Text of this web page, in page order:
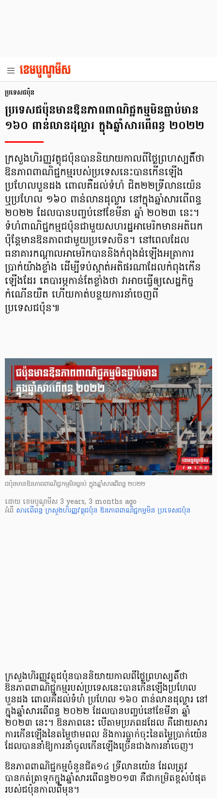
ប្រទេសជប៉ុន
ប្រទេសជប៉ុនមានឱនភាពពាណិជ្ជកម្មមិនធ្លាប់មាន
១៦០ ពាន់លានដុល្លារ ក្នុងឆ្នាំសារពើពន្ធ ២០២២
ក្រសួងហិរញ្ញវត្ថុជប៉ុនបាននិយាយកាលពីថ្ងៃព្រហស្បតិ៍ថា
ឱនភាពពាណិជ្ជកម្មរបស់ប្រទេសនេះបានកើនឡើង
ប្រហែលបួនដង ពោលគឺដល់ទំហំ ជិត២២ទ្រីលានយ៉េន
ឬប្រហែល ១៦០ ពាន់លានដុល្លារ នៅក្នុងឆ្នាំសារពើពន្ធ
២០២២ ដែលបានបញ្ចប់នៅខែមីនា ឆ្នាំ ២០២៣ នេះ។
ទំហំពាណិជ្ជកម្មជប៉ុនជាមួយសហរដ្ឋអាមេរិកមានអតិរេក
ប៉ុន្តែមានឱនភាពជាមួយប្រទេសចិន។ នៅពេលដែល
ធនាគារកណ្តាលអាមេរិកបាននិងកំពុងដំឡើងអត្រាការ
ប្រាក់យ៉ាងខ្លាំង ដើម្បីទប់ស្កាត់អតិផរណាដែលកំពុងកើន
ឡើងដែរ គេបារម្ភកាន់តែខ្លាំងថា វាអាចធ្វើឲ្យសេដ្ឋកិច្ច
កំណើនយឺត ហើយកាត់បន្ថយការនាំចេញពី
ប្រទេសជប៉ុន៕
ជប៉ុនមានឱនភាពពាណិជ្ជកម្មមិនធ្លាប់ ក្នុងឆ្នាំសារពើពន្ធ ២០២២
ដោយ ​ ខេមបូណូមីស 3 years, 3 months ago
អំពី សារពើពន្ធ ក្រសួងហិរញ្ញវត្ថុជប៉ុន ឱនភាពពាណិជ្ជកម្មមិន ប្រទេសជប៉ុន
ក្រសួងហិរញ្ញវត្ថុជប៉ុនបាននិយាយកាលពីថ្ងៃព្រហស្បតិ៍ថា
ឱនភាពពាណិជ្ជកម្មរបស់ប្រទេសនេះបានកើនឡើង​ប្រហែល​
បួនដង ពោលគឺដល់ទំហំ ប្រហែល ១៦០ ពាន់លានដុល្លារ នៅ
ក្នុងឆ្នាំសារពើពន្ធ ២០២២ ដែលបាន​បញ្ចប់នៅខែមីនា ឆ្នាំ
២០២៣ នេះ។ ឱនភាពនេះ បើតាម​ប្រភព​ដដែល គឺដោយសារ
ការកើនឡើងនៃតម្លៃថាមពល និងការធ្លាក់ចុះនៃតម្លៃប្រាក់យ៉េន
ដែលបាននាំឱ្យការនាំចូលកើនឡើង​ច្រើន​ជាងការនាំចេញ។
ឱនភាពពាណិជ្ជកម្មចំនួនជិត​១៤ ទ្រីលានយ៉េន ដែលត្រូវ
បានកត់ត្រាទុកក្នុងឆ្នាំសារពើពន្ធ២០១៣ គឺជាកម្រិតខ្ពស់បំផុត
របស់ជប៉ុនកាលពីមុន។